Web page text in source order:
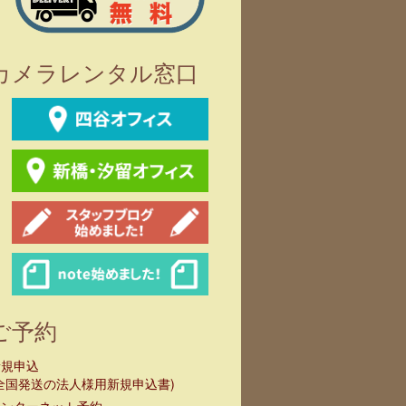
メラレンタル窓口
予約
申込
国発送の法人様用新規申込書)